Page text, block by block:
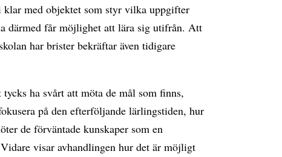
med objektet som styr vilka uppgifter
därmed får möjlighet att lära sig utifrån. Att
har brister bekräftar även tidigare
ha svårt att möta de mål som finns,
på den efterföljande lärlingstiden, hur
de förväntade kunskaper som en
visar avhandlingen hur det är möjligt